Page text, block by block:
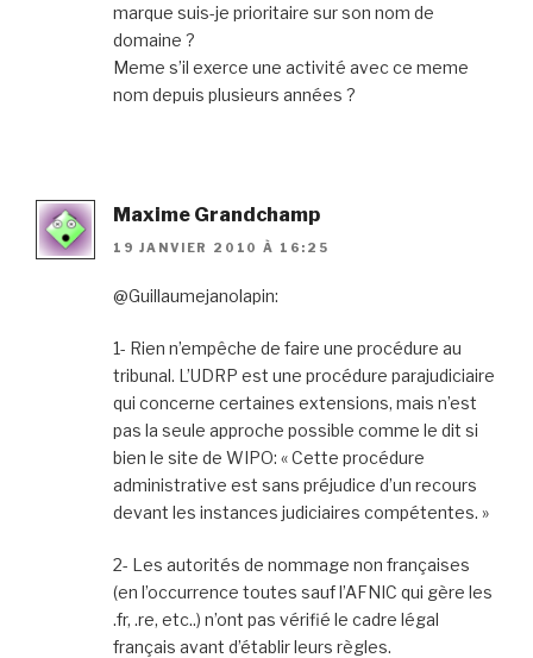
marque suis-je prioritaire sur son nom de
domaine ?
Meme s’il exerce une activité avec ce meme
nom depuis plusieurs années ?
Maxime Grandchamp
19 JANVIER 2010 À 16:25
@Guillaumejanolapin:
1- Rien n’empêche de faire une procédure au
tribunal. L’UDRP est une procédure parajudiciaire
qui concerne certaines extensions, mais n’est
pas la seule approche possible comme le dit si
bien le site de WIPO: « Cette procédure
administrative est sans préjudice d’un recours
devant les instances judiciaires compétentes. »
2- Les autorités de nommage non françaises
(en l’occurrence toutes sauf l’AFNIC qui gère les
.fr, .re, etc..) n’ont pas vérifié le cadre légal
français avant d’établir leurs règles.